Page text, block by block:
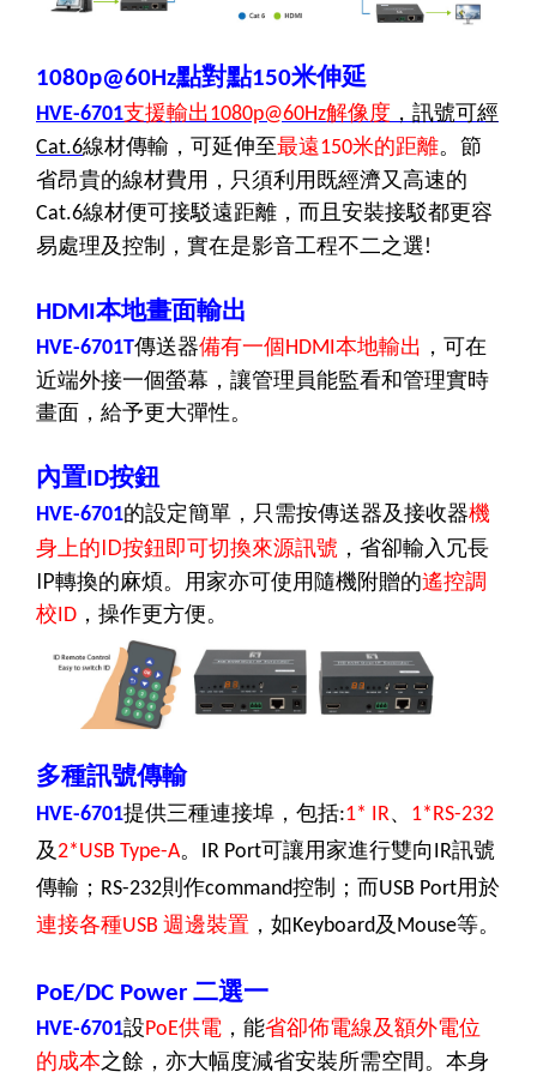
1080p@60Hz點對點150米伸延
HVE-6701支援輸出1080p@60Hz解像度 ，訊號可經
Cat.6線材傳輸，可延伸至最遠150米的距離。節
省昂貴的線材費用，只須利用既經濟又高速的
Cat.6線材便可接駁遠距離，而且安裝接駁都更容
易處理及控制，實在是影音工程不二之選 !
HDMI 本地畫面輸出
HVE-6701T傳送器備有一個HDMI本地輸出 ，可在
近端外接一個螢幕，讓管理員能監看和管理實時
畫面 ，給予更大彈性。
內置 ID按鈕
HVE-6701的設定簡單，只需按傳送器及接收器機
身上的ID按鈕即可切換來源訊號 ，省卻輸入冗長
IP轉換的麻煩。用家亦可使用隨機附贈的遙控調
校ID ，操作更方便。
多種訊號傳輸
HVE-6701提供三種連接埠，包括:1* IR、 1*RS-232
及2*USB Type-A。 IR Port可讓用家進行雙向 IR訊號
傳輸； RS-232則作command控制；而USB Port用於
連接各種USB 週邊裝置 ，如Keyboard及 Mouse等。
PoE/DC Power 二選一
HVE-6701設PoE供電 ，能省卻佈電線及額外電位
的成本之餘，亦大幅度減省安裝所需空間。本身